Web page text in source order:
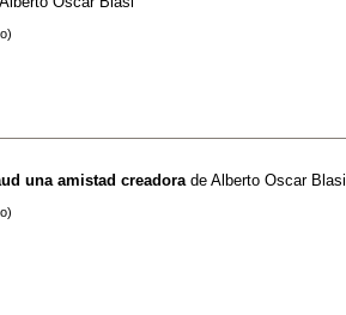
una amistad creadora de Alberto Oscar Blasi